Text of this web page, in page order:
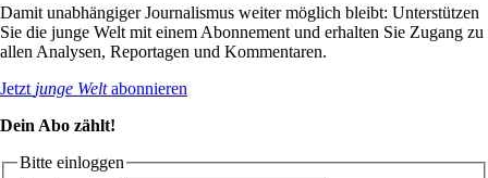
Damit unabhängiger Journalismus weiter möglich bleibt: Unterstützen
Sie die junge Welt mit einem Abonnement und erhalten Sie Zugang zu
allen Analysen, Reportagen und Kommentaren.
Jetzt junge Weltabonnieren
Dein Abo zählt!
Bitte einloggen